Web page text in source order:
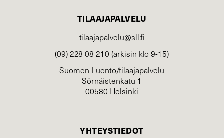
TILAAJAPALVELU
tilaajapalvelu@sll.fi
(09) 228 08 210 (arkisin klo 9-15)
Suomen Luonto/tilaajapalvelu
Sörnäistenkatu 1
00580 Helsinki
YHTEYSTIEDOT